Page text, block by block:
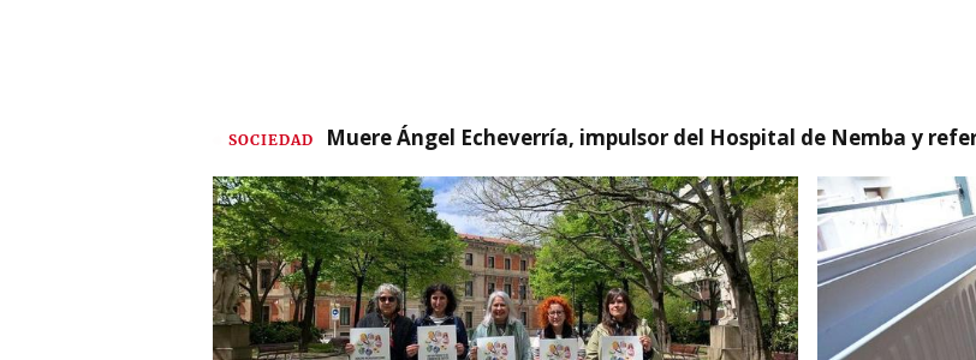
SOCIEDAD Muere Ángel Echeverría, impulsor del Hospital de Nemba y